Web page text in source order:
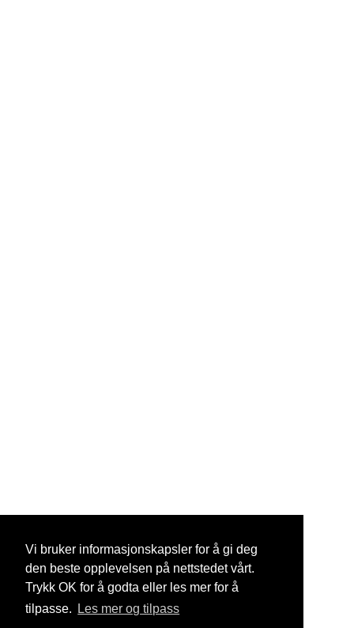
Vi bruker informasjonskapsler for å gi deg
den beste opplevelsen på nettstedet vårt.
Trykk OK for å godta eller les mer for å
tilpasse.
Les mer og tilpass